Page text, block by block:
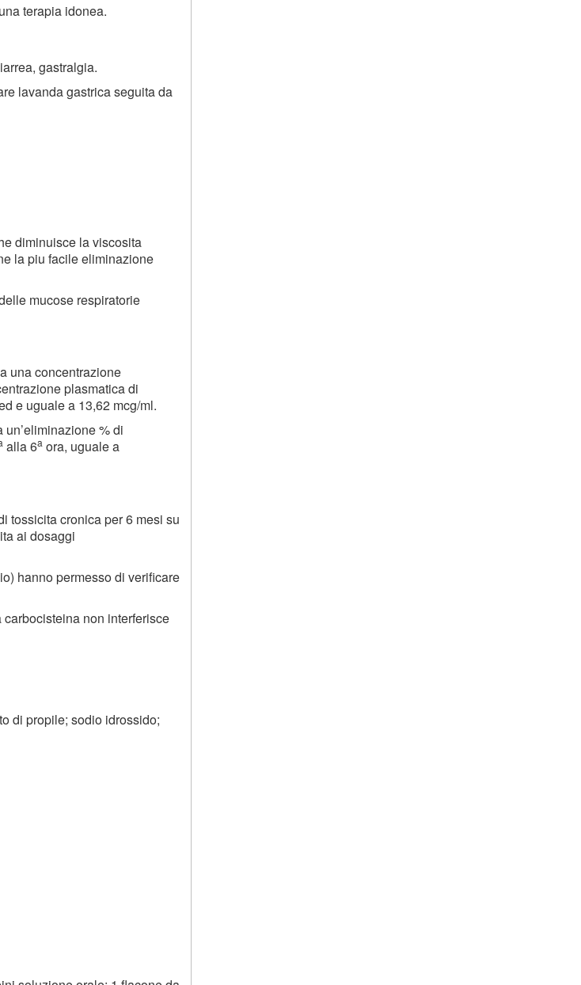
terapia idonea.
gastralgia.
lavanda gastrica seguita da
diminuisce la viscosita
la piu facile eliminazione
mucose respiratorie
una concentrazione
plasmatica di
e uguale a 13,62 mcg/ml.
% di
alla 6a ora, uguale a
tossicita cronica per 6 mesi su
ai dosaggi
hanno permesso di verificare
non interferisce
di propile; sodio idrossido;